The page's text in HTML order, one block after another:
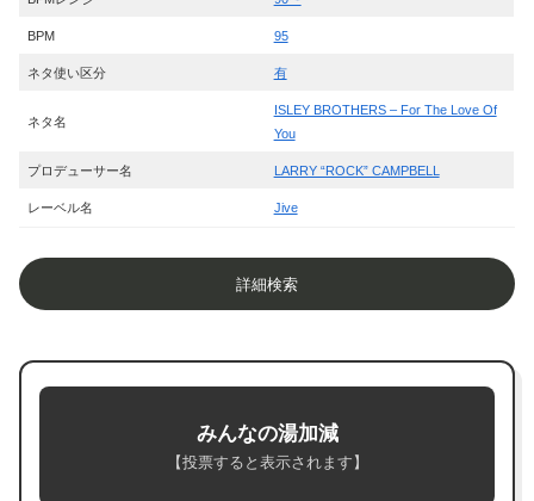
BPM 95
ネタ使い区分 有
ネタ名
ISLEY BROTHERS – For The Love Of
You
プロデューサー名 LARRY “ROCK” CAMPBELL
レーベル名 Jive
詳細検索
みんなの湯加減
【投票すると表示されます】